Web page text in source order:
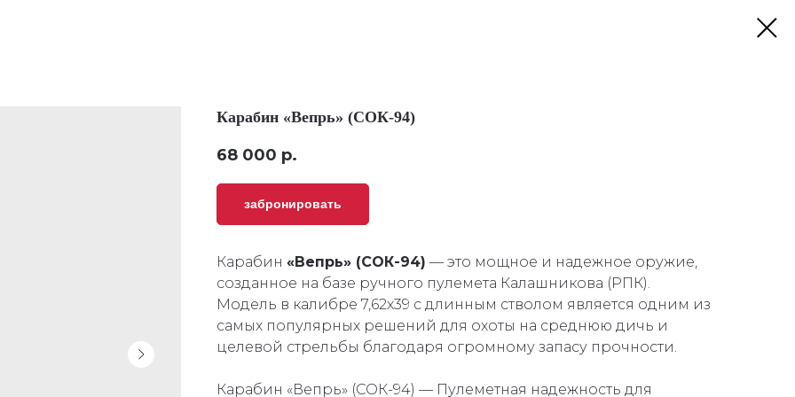
Карабин «Вепрь» (СОК-94)
68 000 р.
забронировать
Карабин «Вепрь» (СОК-94) — это мощное и надежное оружие,
созданное на базе ручного пулемета Калашникова (РПК).
Модель в калибре 7,62х39 с длинным стволом является одним из
самых популярных решений для охоты на среднюю дичь и
целевой стрельбы благодаря огромному запасу прочности.
Карабин «Вепрь» (СОК-94) — Пулеметная надежность для